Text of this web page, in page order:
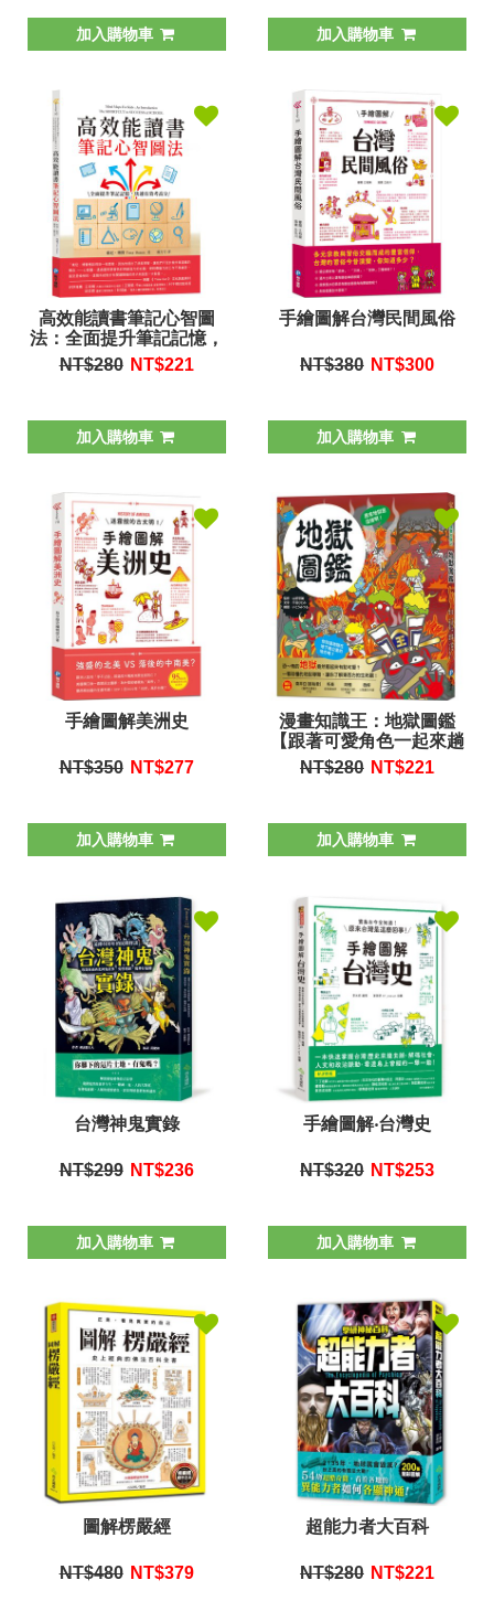
加入購物車 加入購物車
高效能讀書筆記心智圖
法：全面提升筆記記憶，
快速有效考高分
NT$280 NT$221
加入購物車
手繪圖解台灣民間風俗
NT$380 NT$300
加入購物車
手繪圖解美洲史
NT$350 NT$277
加入購物車
漫畫知識王：地獄圖鑑
【跟著可愛角色一起來趟
地獄之旅！】
NT$280 NT$221
加入購物車
台灣神鬼實錄
NT$299 NT$236
加入購物車
手繪圖解‧台灣史
NT$320 NT$253
加入購物車
圖解楞嚴經
NT$480 NT$379
超能力者大百科
NT$280 NT$221